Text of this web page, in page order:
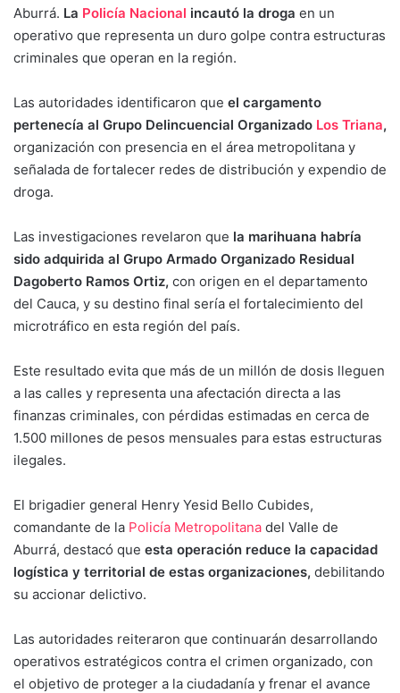
Aburrá. La Policía Nacional incautó la droga en un
operativo que representa un duro golpe contra estructuras
criminales que operan en la región.
Las autoridades identificaron que el cargamento
pertenecía al Grupo Delincuencial Organizado Los Triana,
organización con presencia en el área metropolitana y
señalada de fortalecer redes de distribución y expendio de
droga.
Las investigaciones revelaron que la marihuana habría
sido adquirida al Grupo Armado Organizado Residual
Dagoberto Ramos Ortiz, con origen en el departamento
del Cauca, y su destino final sería el fortalecimiento del
microtráfico en esta región del país.
Este resultado evita que más de un millón de dosis lleguen
a las calles y representa una afectación directa a las
finanzas criminales, con pérdidas estimadas en cerca de
1.500 millones de pesos mensuales para estas estructuras
ilegales.
El brigadier general Henry Yesid Bello Cubides,
comandante de la Policía Metropolitana del Valle de
Aburrá, destacó que esta operación reduce la capacidad
logística y territorial de estas organizaciones, debilitando
su accionar delictivo.
Las autoridades reiteraron que continuarán desarrollando
operativos estratégicos contra el crimen organizado, con
el objetivo de proteger a la ciudadanía y frenar el avance